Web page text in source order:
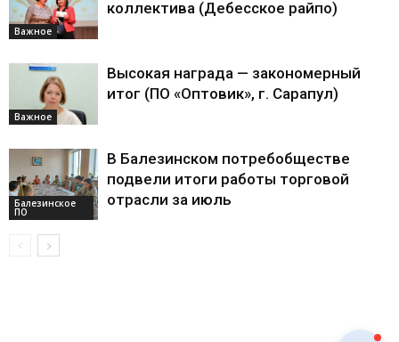
Важное
коллектива (Дебесское райпо)
Важное
Высокая награда — закономерный
итог (ПО «Оптовик», г. Сарапул)
Балезинское
ПО
В Балезинском потребобществе
подвели итоги работы торговой
отрасли за июль